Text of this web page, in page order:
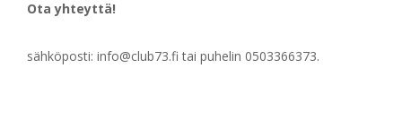
Ota yhteyttä!
sähköposti: info@club73.fi tai puhelin 0503366373.